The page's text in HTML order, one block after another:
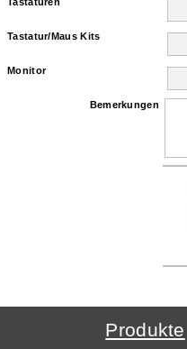
Tastatur/Maus Kits
Monitor
Bemerkungen
Produkte